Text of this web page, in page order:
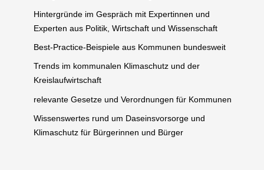
Hintergründe im Gespräch mit Expertinnen und
Experten aus Politik, Wirtschaft und Wissenschaft
Best-Practice-Beispiele aus Kommunen bundesweit
Trends im kommunalen Klimaschutz und der
Kreislaufwirtschaft
relevante Gesetze und Verordnungen für Kommunen
Wissenswertes rund um Daseinsvorsorge und
Klimaschutz für Bürgerinnen und Bürger